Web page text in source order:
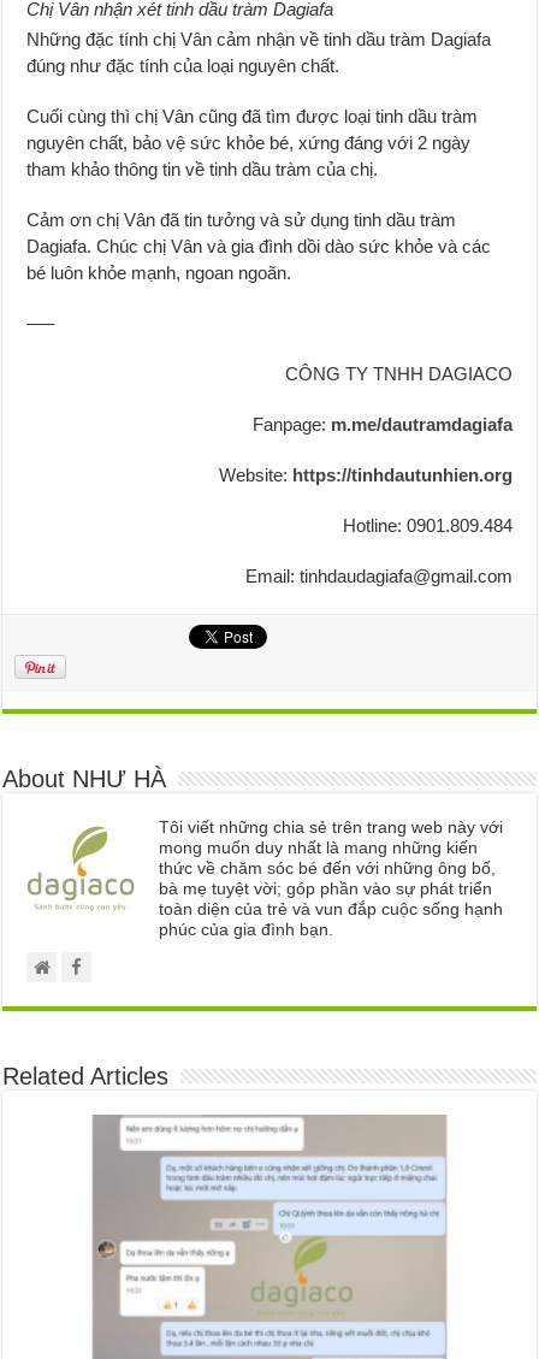
Chị Vân nhận xét tinh dầu tràm Dagiafa
Những đặc tính chị Vân cảm nhận về tinh dầu tràm Dagiafa
đúng như đặc tính của loại nguyên chất.
Cuối cùng thì chị Vân cũng đã tìm được loại tinh dầu tràm
nguyên chất, bảo vệ sức khỏe bé, xứng đáng với 2 ngày
tham khảo thông tin về tinh dầu tràm của chị.
Cảm ơn chị Vân đã tin tưởng và sử dụng tinh dầu tràm
Dagiafa. Chúc chị Vân và gia đình dồi dào sức khỏe và các
bé luôn khỏe mạnh, ngoan ngoãn.
—–
CÔNG TY TNHH DAGIACO
Fanpage: m.me/dautramdagiafa
Website: https://tinhdautunhien.org
Hotline: 0901.809.484
Email: tinhdaudagiafa@gmail.com
About NHƯ HÀ
Tôi viết những chia sẻ trên trang web này với
mong muốn duy nhất là mang những kiến
thức về chăm sóc bé đến với những ông bố,
bà mẹ tuyệt vời; góp phần vào sự phát triển
toàn diện của trẻ và vun đắp cuộc sống hạnh
phúc của gia đình bạn.
Related Articles